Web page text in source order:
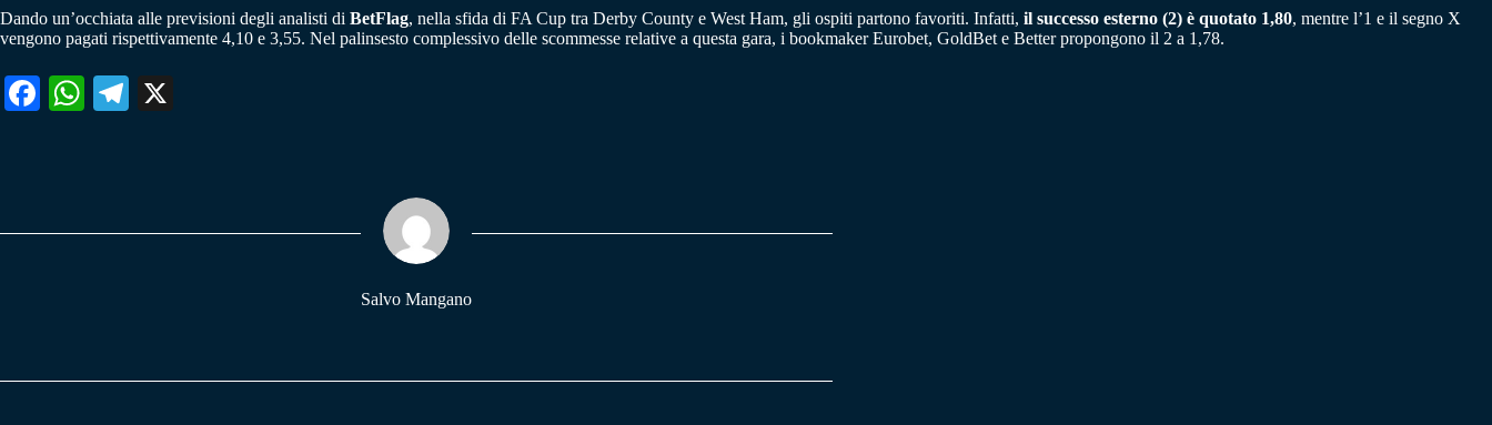
Dando un’occhiata alle previsioni degli analisti di BetFlag, nella sfida di FA Cup tra Derby County e West Ham, gli ospiti partono favoriti. Infatti, il successo esterno (2) è quotato 1,80, mentre l’1 e il segno X
vengono pagati rispettivamente 4,10 e 3,55. Nel palinsesto complessivo delle scommesse relative a questa gara, i bookmaker Eurobet, GoldBet e Better propongono il 2 a 1,78.
Fa W
pp
Te
m
Salvo Mangano